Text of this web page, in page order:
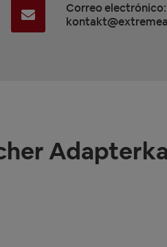
Correo electrónico: